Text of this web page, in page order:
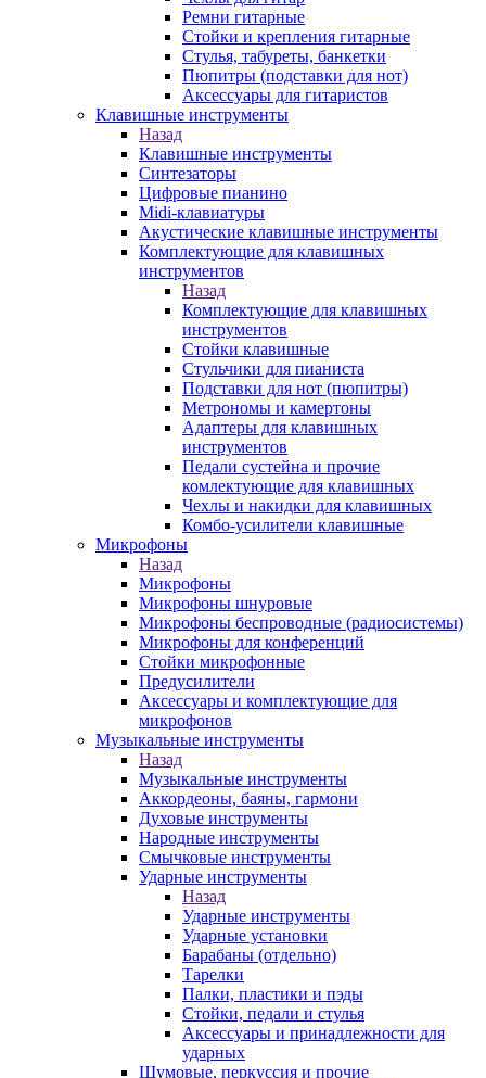
Ремни гитарные
Стойки и крепления гитарные
Стулья, табуреты, банкетки
Пюпитры (подставки для нот)
Аксессуары для гитаристов
Клавишные инструменты
Назад
Клавишные инструменты
Синтезаторы
Цифровые пианино
Midi-клавиатуры
Акустические клавишные инструменты
Комплектующие для клавишных
инструментов
Назад
Комплектующие для клавишных
инструментов
Стойки клавишные
Стульчики для пианиста
Подставки для нот (пюпитры)
Метрономы и камертоны
Адаптеры для клавишных
инструментов
Педали сустейна и прочие
комлектующие для клавишных
Чехлы и накидки для клавишных
Комбо-усилители клавишные
Микрофоны
Назад
Микрофоны
Микрофоны шнуровые
Микрофоны беспроводные (радиосистемы)
Микрофоны для конференций
Стойки микрофонные
Предусилители
Аксессуары и комплектующие для
микрофонов
Музыкальные инструменты
Назад
Музыкальные инструменты
Аккордеоны, баяны, гармони
Духовые инструменты
Народные инструменты
Смычковые инструменты
Ударные инструменты
Назад
Ударные инструменты
Ударные установки
Барабаны (отдельно)
Тарелки
Палки, пластики и пэды
Стойки, педали и стулья
Аксессуары и принадлежности для
ударных
Шумовые, перкуссия и прочие